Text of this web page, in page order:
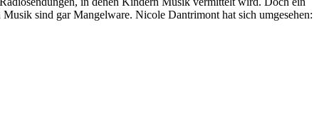
sind gar Mangelware. Nicole Dantrimont hat sich umgesehen: